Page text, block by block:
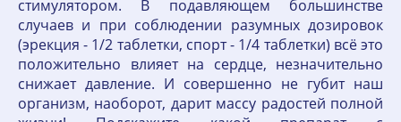
стимулятором. В подавляющем большинстве
случаев и при соблюдении разумных дозировок
(эрекция - 1/2 таблетки, спорт - 1/4 таблетки) всё это
положительно влияет на сердце, незначительно
снижает давление. И совершенно не губит наш
организм, наоборот, дарит массу радостей полной